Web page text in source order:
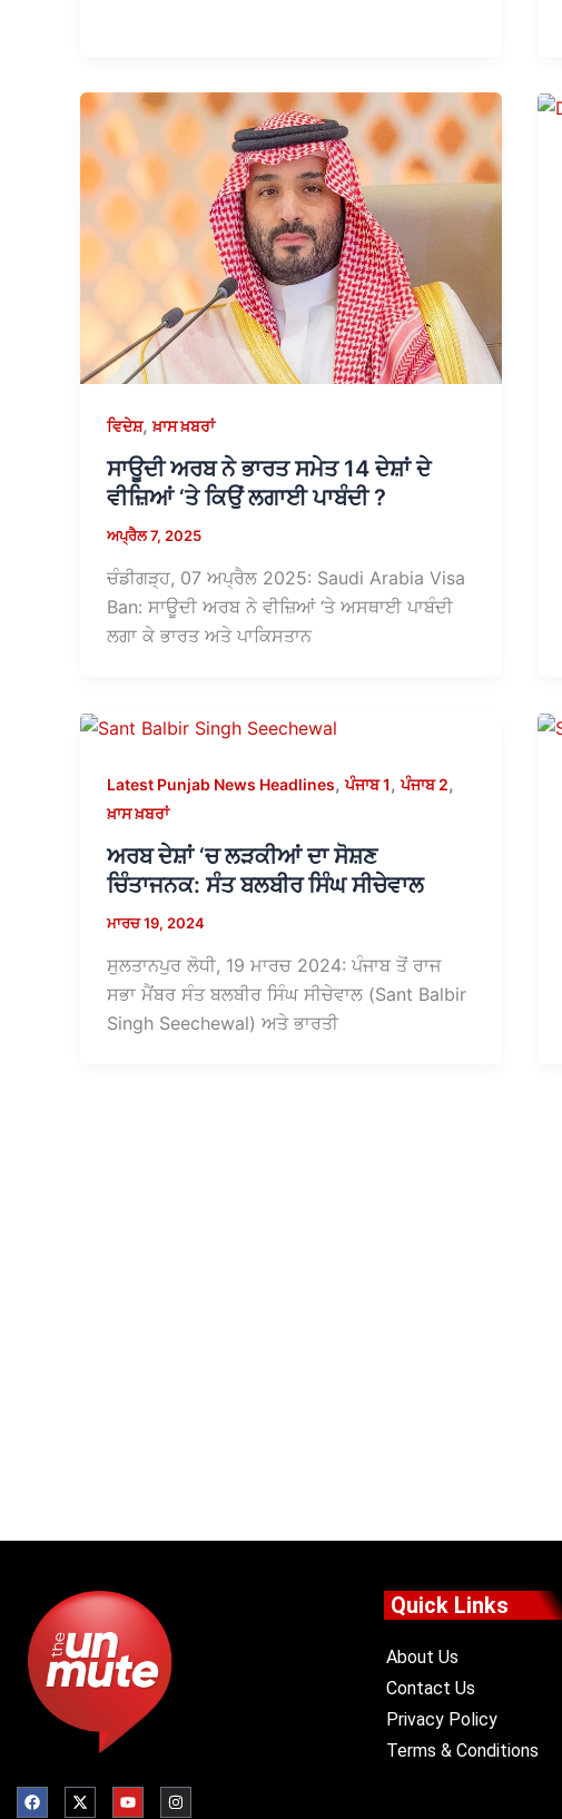
ਵਿਦੇਸ਼,ਖ਼ਾਸ ਖ਼ਬਰਾਂ
ਸਾਊਦੀ ਅਰਬ ਨੇ ਭਾਰਤ ਸਮੇਤ 14 ਦੇਸ਼ਾਂ ਦੇ
ਵੀਜ਼ਿਆਂ ‘ਤੇ ਕਿਉਂ ਲਗਾਈ ਪਾਬੰਦੀ ?
ਅਪ੍ਰੈਲ 7, 2025
ਚੰਡੀਗੜ੍ਹ, 07 ਅਪ੍ਰੈਲ 2025: Saudi Arabia Visa
Ban: ਸਾਊਦੀ ਅਰਬ ਨੇ ਵੀਜ਼ਿਆਂ ‘ਤੇ ਅਸਥਾਈ ਪਾਬੰਦੀ
ਲਗਾ ਕੇ ਭਾਰਤ ਅਤੇ ਪਾਕਿਸਤਾਨ
Latest Punjab News Headlines,ਪੰਜਾਬ 1,ਪੰਜਾਬ 2,
ਖ਼ਾਸ ਖ਼ਬਰਾਂ
ਅਰਬ ਦੇਸ਼ਾਂ ‘ਚ ਲੜਕੀਆਂ ਦਾ ਸੋਸ਼ਣ
ਚਿੰਤਾਜਨਕ: ਸੰਤ ਬਲਬੀਰ ਸਿੰਘ ਸੀਚੇਵਾਲ
ਮਾਰਚ 19, 2024
ਸੁਲਤਾਨਪੁਰ ਲੋਧੀ, 19 ਮਾਰਚ 2024: ਪੰਜਾਬ ਤੋਂ ਰਾਜ
ਸਭਾ ਮੈਂਬਰ ਸੰਤ ਬਲਬੀਰ ਸਿੰਘ ਸੀਚੇਵਾਲ (Sant Balbir
Singh Seechewal) ਅਤੇ ਭਾਰਤੀ
a
c
-
t
o
u
n
s
Quick Links
About Us
Contact Us
Privacy Policy
Terms & Conditions